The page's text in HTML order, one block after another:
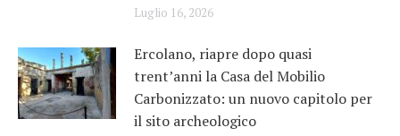
Luglio 16, 2026
Ercolano, riapre dopo quasi
trent’anni la Casa del Mobilio
Carbonizzato: un nuovo capitolo per
il sito archeologico